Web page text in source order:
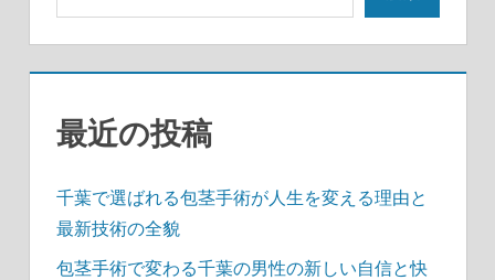
最近の投稿
千葉で選ばれる包茎手術が人生を変える理由と
最新技術の全貌
包茎手術で変わる千葉の男性の新しい自信と快